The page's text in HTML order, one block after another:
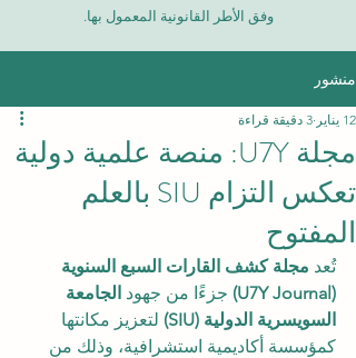
وفق الأطر القانونية المعمول بها.
منشور
مجلة U7Y: منصة علمية دولية
تعكس التزام SIU بالعلم
المفتوح
12 يناير 3 دقيقة قراءة
تُعد مجلة كشف القارات السبع السنوية
(U7Y Journal)
جزءًا من جهود الجامعة
السويسرية الدولية (SIU)
لتعزيز مكانتها
كمؤسسة أكاديمية استشرافية، وذلك من